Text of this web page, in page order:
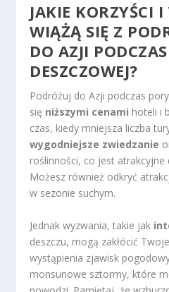
JAKIE KORZYŚCI
WIĄŻĄ SIĘ Z
DO AZJI
DESZCZOWEJ?
Podróżuj do Azji podczas
się niższymi cenami hoteli i
czas, kiedy mniejsza liczba
wygodniejsze zwiedzanie
roślinności, co jest atrakcyjne
Możesz również odkryć
w sezonie suchym.
Jednak wyzwania, takie jak
deszczu, mogą zakłócić
wystąpienia zjawisk
monsunowe sztormy, które